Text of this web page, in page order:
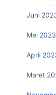
Juni
Mei 2023
April
Maret